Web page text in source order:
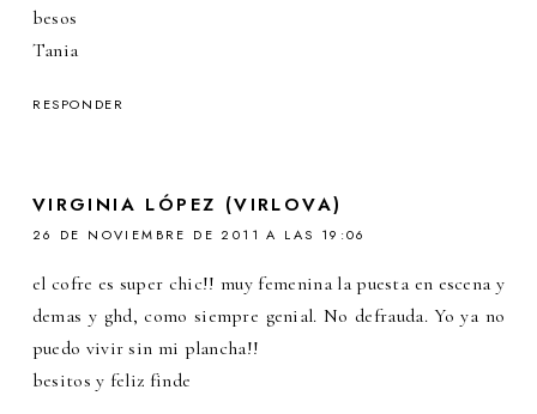
besos
Tania
RESPONDER
VIRGINIA LÓPEZ (VIRLOVA)
26 DE NOVIEMBRE DE 2011 A LAS 19:06
el cofre es super chic!! muy femenina la puesta en escena y
demas y ghd, como siempre genial. No defrauda. Yo ya no
puedo vivir sin mi plancha!!
besitos y feliz finde